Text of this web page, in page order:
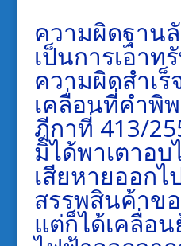
ความผิดฐาน
เป็นการเอาท
ความผิดสําเร็
เคลื่อนที่คำพิ
ฎีกาที่ 413/
มิได้พาเตาอ
เสียหายออก
สรรพสินค้าข
แต่ก็ได้เคลื่อน